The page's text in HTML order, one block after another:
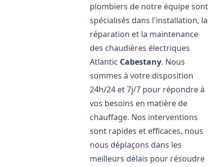
plombiers de notre équipe sont
spécialisés dans l'installation, la
réparation et la maintenance
des chaudières électriques
Atlantic Cabestany. Nous
sommes à votre disposition
24h/24 et 7j/7 pour répondre à
vos besoins en matière de
chauffage. Nos interventions
sont rapides et efficaces, nous
nous déplaçons dans les
meilleurs délais pour résoudre